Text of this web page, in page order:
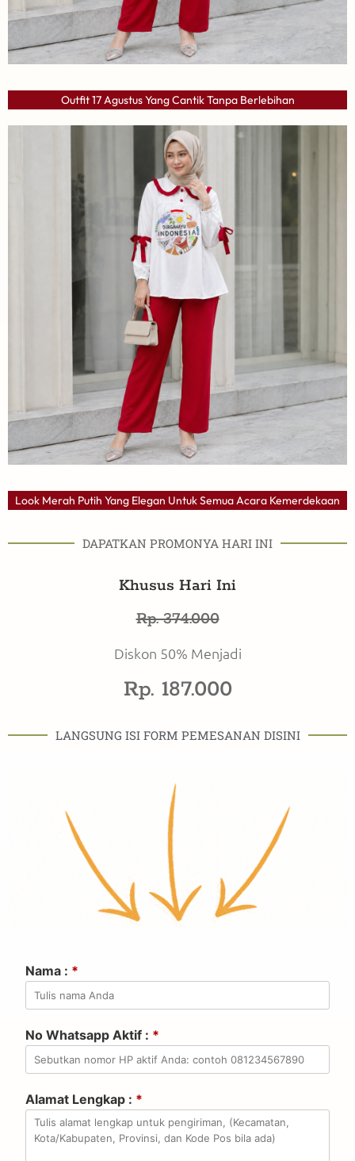
Outfit 17 Agustus Yang Cantik Tanpa Berlebihan
Look Merah Putih Yang Elegan Untuk Semua Acara Kemerdekaan
DAPATKAN PROMONYA HARI INI
Khusus Hari Ini
Rp. 374.000
Diskon 50% Menjadi
Rp. 187.000
LANGSUNG ISI FORM PEMESANAN DISINI
Nama : *
No Whatsapp Aktif : *
Alamat Lengkap : *